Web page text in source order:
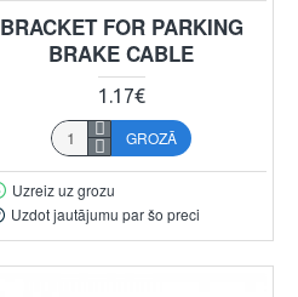
BRACKET FOR PARKING
BRAKE CABLE
1.17€
GROZĀ
Uzreiz uz grozu
Uzdot jautājumu par šo preci